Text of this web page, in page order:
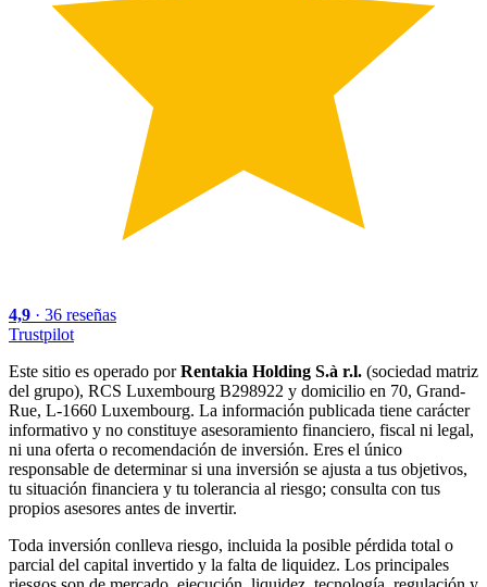
4,9 · 36 reseñas
Trustpilot
Este sitio es operado porRentakia Holding S.à r.l. (sociedad matriz
del grupo), RCS Luxembourg B298922 y domicilio en 70, Grand-
Rue, L-1660 Luxembourg. La información publicada tiene carácter
informativo y no constituye asesoramiento financiero, fiscal ni legal,
ni una oferta o recomendación de inversión. Eres el único
responsable de determinar si una inversión se ajusta a tus objetivos,
tu situación financiera y tu tolerancia al riesgo; consulta con tus
propios asesores antes de invertir.
Toda inversión conlleva riesgo, incluida la posible pérdida total o
parcial del capital invertido y la falta de liquidez. Los principales